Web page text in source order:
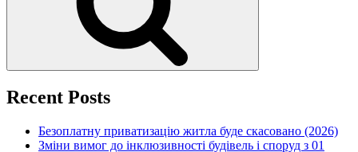
Recent Posts
Безоплатну приватизацію житла буде скасовано (2026)
Зміни вимог до інклюзивності будівель і споруд з 01